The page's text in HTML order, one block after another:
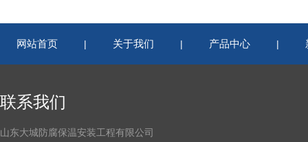
网站首页 | 关于我们 | 产品中心 |
联系我们
山东大城防腐保温安装工程有限公司